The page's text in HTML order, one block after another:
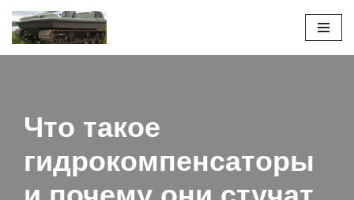
Перейти
Что такое
гидрокомпенсаторы